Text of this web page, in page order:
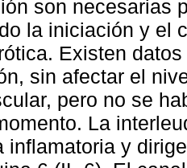
son necesarias
la iniciación y el
Existen
sin afectar el
pero no se
La
inflamatoria y